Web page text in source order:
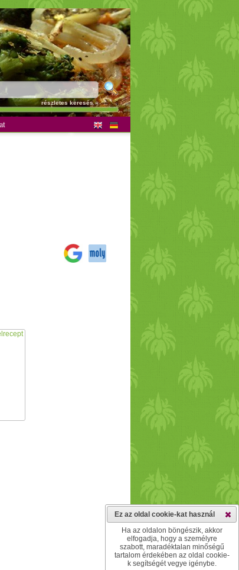
részletes keresés »
Ez az oldal cookie-kat használ
Ha az oldalon böngészik, akkor
elfogadja, hogy a személyre
szabott, maradéktalan minőségű
tartalom érdekében az oldal cookie-
k segítségét vegye igénybe.